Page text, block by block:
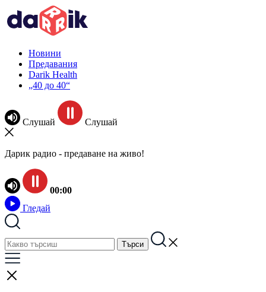
Новини
Предавания
Darik Health
„40 до 40“
Слушай Слушай
Дарик радио - предаване на живо!
00:00
Гледай